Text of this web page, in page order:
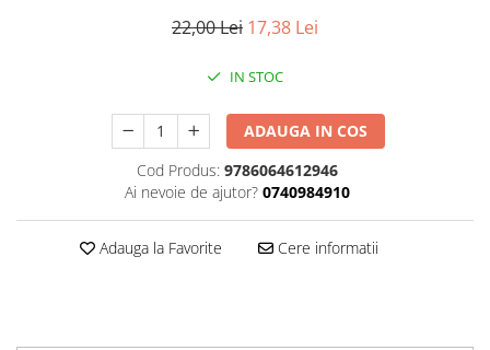
Sociologie si filozofie
22,00 Lei 17,38 Lei
IN STOC
ADAUGA IN COS
Cod Produs: 9786064612946
Ai nevoie de ajutor? 0740984910
Adauga la Favorite Cere informatii